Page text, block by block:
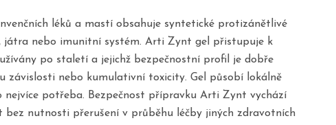
léků a mastí obsahuje syntetické protizánětlivé
játra nebo imunitní systém. Arti Zynt gel přistupuje k
po staletí a jejichž bezpečnostní profil je dobře
závislosti nebo kumulativní toxicity. Gel působí lokálně
potřeba. Bezpečnost přípravku Arti Zynt vychází
nutnosti přerušení v průběhu léčby jiných zdravotních